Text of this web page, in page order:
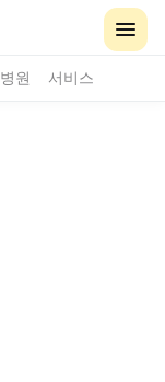
원 서비스